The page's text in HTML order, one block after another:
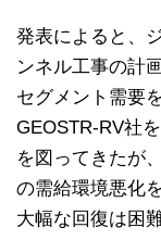
発表によると、
ンネル工事の計
セグメント需要
GEOSTR-RV社
を図ってきたが
の需給環境悪化
大幅な回復は困